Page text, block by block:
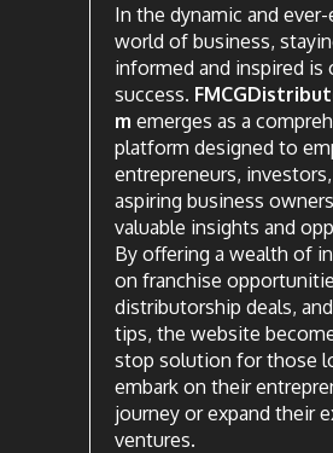
In the dynamic and
world of business,
informed and inspired is
success.
m emerges as a
platform designed to
entrepreneurs,
aspiring business
valuable insights and
By offering a wealth of
on franchise
distributorship deals,
tips, the website
stop solution for those
embark on their
journey or expand their
ventures.